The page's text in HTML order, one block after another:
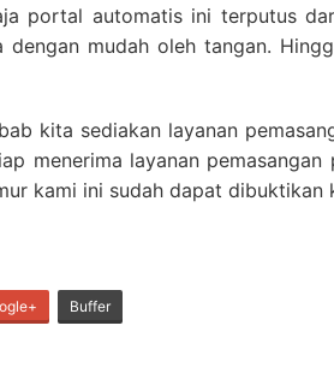
portal automatis ini terputus
mudah oleh tangan.
kita sediakan layanan
menerima layanan
kami ini sudah dapat
Buffer